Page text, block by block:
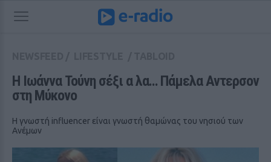
Η Ιωάννα Τούνη σέξι α λα… Πάμελα Αντερσον
στη Μύκονο
Η γνωστή influencer είναι γνωστή θαμώνας του νησιού των
Ανέμων